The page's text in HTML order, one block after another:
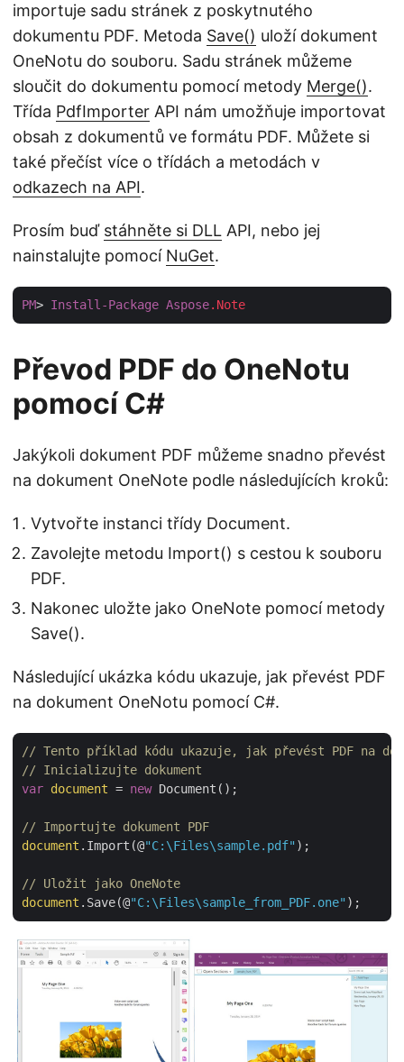
importuje sadu stránek z poskytnutého
dokumentu PDF. Metoda Save() uloží dokument
OneNotu do souboru. Sadu stránek můžeme
sloučit do dokumentu pomocí metody Merge().
Třída PdfImporter API nám umožňuje importovat
obsah z dokumentů ve formátu PDF. Můžete si
také přečíst více o třídách a metodách v
odkazech na API.
Prosím buď stáhněte si DLL API, nebo jej
nainstalujte pomocí NuGet.
PM> Install-Package Aspose.Note
Převod PDF do OneNotu
pomocí C#
Jakýkoli dokument PDF můžeme snadno převést
na dokument OneNote podle následujících kroků:
Vytvořte instanci třídy Document.
Zavolejte metodu Import() s cestou k souboru
PDF.
Nakonec uložte jako OneNote pomocí metody
Save().
Následující ukázka kódu ukazuje, jak převést PDF
na dokument OneNotu pomocí C#.
// Tento příklad kódu ukazuje, jak převést PDF na
// Inicializujte dokument
var document = new Document();
// Importujte dokument PDF
document .Import(@"C:\Files\sample.pdf" );
// Uložit jako OneNote
document .Save(@"C:\Files\sample_from_PDF.one"